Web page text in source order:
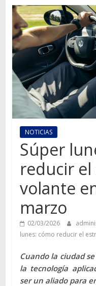
Autos,
camiones,
motos,
información
del
mundo
del
transporte
NOTICIAS
Súper
reducir el
volante
marzo
02/03/2026
lunes: cómo reducir el
Cuando la ciudad
la tecnología
ser un aliado para